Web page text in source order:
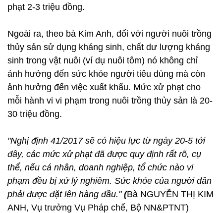
phạt 2-3 triệu đồng.
Ngoài ra, theo bà Kim Anh, đối với người nuôi trồng
thủy sản sử dụng kháng sinh, chất dư lượng kháng
sinh trong vật nuôi (ví dụ nuôi tôm) nó không chỉ
ảnh hưởng đến sức khỏe người tiêu dùng mà còn
ảnh hưởng đến việc xuất khẩu. Mức xử phạt cho
mỗi hành vi vi phạm trong nuôi trồng thủy sản là 20-
30 triệu đồng.
"Nghị định 41/2017 sẽ có hiệu lực từ ngày 20-5 tới
đây, các mức xử phạt đã được quy định rất rõ, cụ
thể, nếu cá nhân, doanh nghiệp, tổ chức nào vi
phạm đều bị xử lý nghiêm. Sức khỏe của người dân
phải được đặt lên hàng đầu."(Bà NGUYỄN THỊ KIM
ANH, Vụ trưởng Vụ Pháp chế, Bộ NN&PTNT)